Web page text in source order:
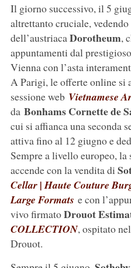
Il giorno successivo, il 5
altrettanto cruciale,
dell’austriaca Dorotheum,
appuntamenti dal
Vienna con l’asta
A Parigi, le offerte online si
sessione web Vietnamese
da Bonhams Cornette de
cui si affianca una seconda
attiva fino al 12 giugno e
Sempre a livello europeo, la
accende con la vendita di
Cellar | Haute Couture
Large Formats e con
vivo firmatoDrouot
COLLECTION, ospitato
Drouot.